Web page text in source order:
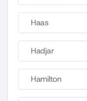
Haas
Hadjar
Hamilton